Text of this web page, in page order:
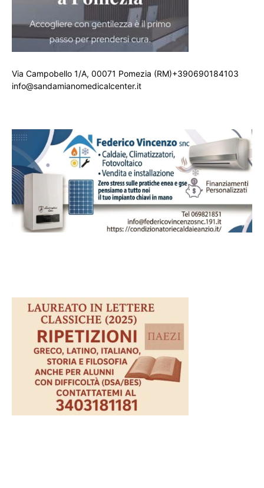
Via Campobello 1/A, 00071 Pomezia (RM)+390690184103
info@sandamianomedicalcenter.it